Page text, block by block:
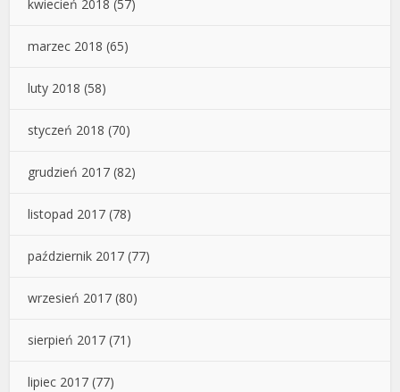
kwiecień 2018 (57)
marzec 2018 (65)
luty 2018 (58)
styczeń 2018 (70)
grudzień 2017 (82)
listopad 2017 (78)
październik 2017 (77)
wrzesień 2017 (80)
sierpień 2017 (71)
lipiec 2017 (77)